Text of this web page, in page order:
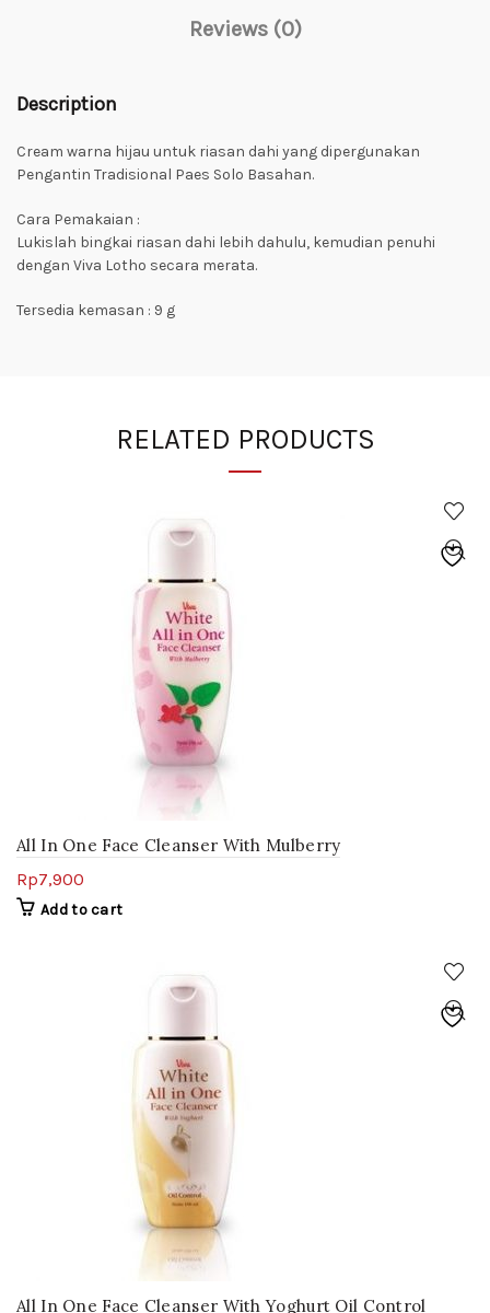
Reviews (0)
Description
Cream warna hijau untuk riasan dahi yang dipergunakan
Pengantin Tradisional Paes Solo Basahan.
Cara Pemakaian :
Lukislah bingkai riasan dahi lebih dahulu, kemudian penuhi
dengan Viva Lotho secara merata.
Tersedia kemasan : 9 g
RELATED PRODUCTS
All In One Face Cleanser With Mulberry
Rp7,900
Add to cart
All In One Face Cleanser With Yoghurt Oil Control